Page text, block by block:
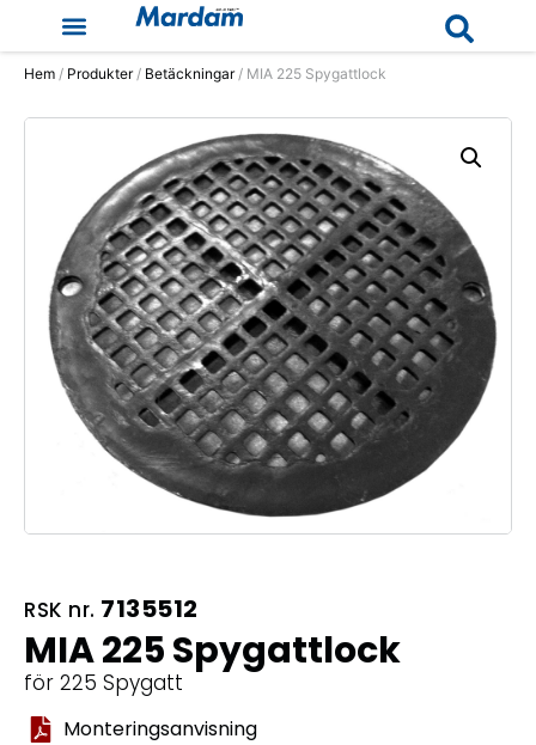
Hem / Produkter/ Betäckningar/ MIA 225 Spygattlock
RSK nr. 7135512
MIA 225 Spygattlock
för 225 Spygatt
Monteringsanvisning